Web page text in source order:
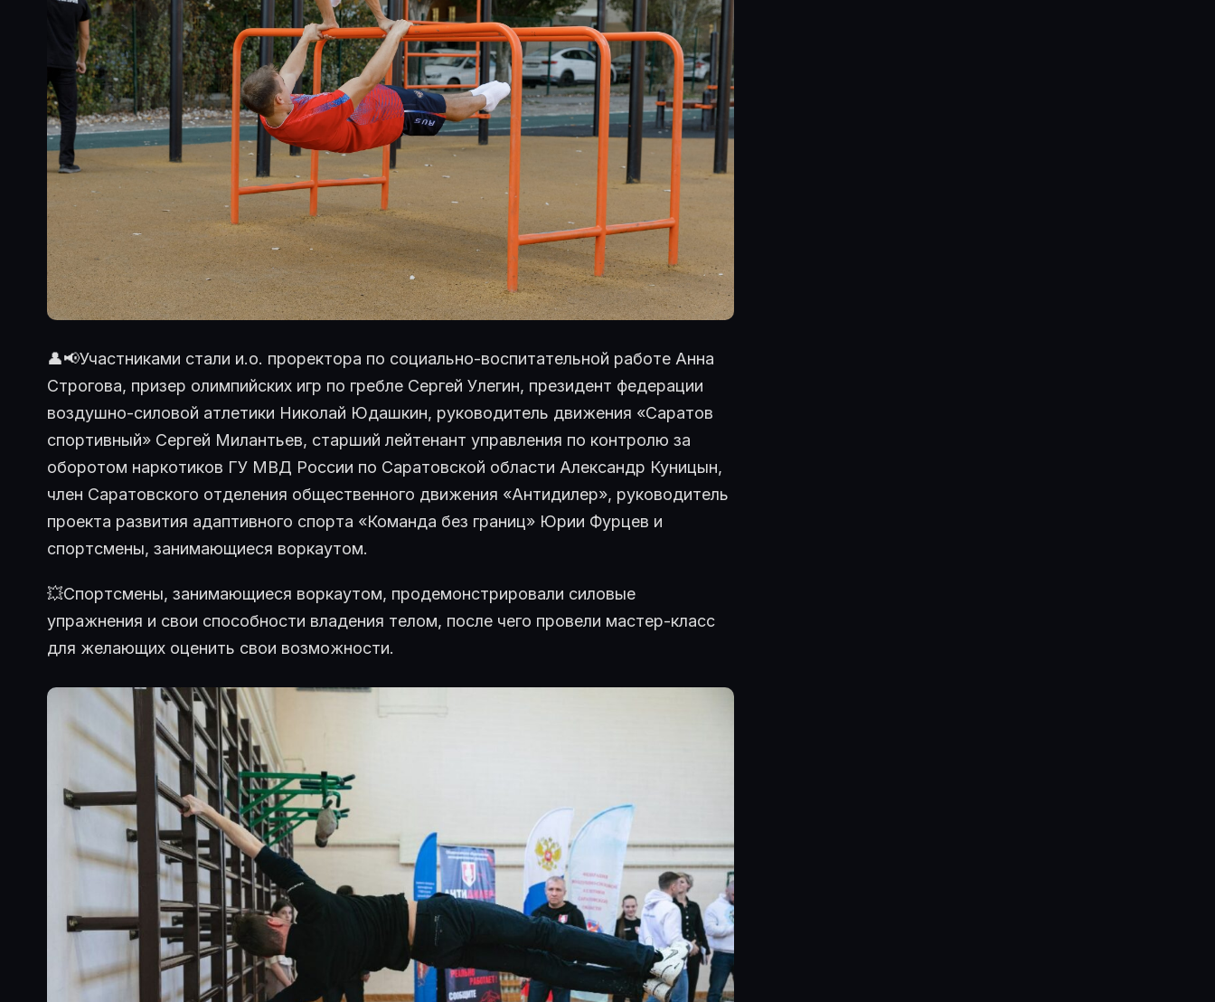
👤📢Участниками стали и.о. проректора по социально-воспитательной работе Анна
Строгова, призер олимпийских игр по гребле Сергей Улегин, президент федерации
воздушно-силовой атлетики Николай Юдашкин, руководитель движения «Саратов
спортивный» Сергей Милантьев, старший лейтенант управления по контролю за
оборотом наркотиков ГУ МВД России по Саратовской области Александр Куницын,
член Саратовского отделения общественного движения «Антидилер», руководитель
проекта развития адаптивного спорта «Команда без границ» Юрии Фурцев и
спортсмены, занимающиеся воркаутом.
💥Спортсмены, занимающиеся воркаутом, продемонстрировали силовые
упражнения и свои способности владения телом, после чего провели мастер-класс
для желающих оценить свои возможности.